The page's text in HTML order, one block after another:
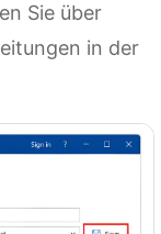
Sie über
in der